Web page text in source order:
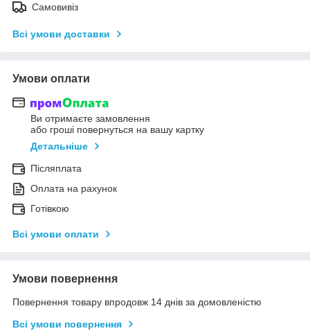
Самовивіз
Всі умови доставки
Умови оплати
Ви отримаєте замовлення
або гроші повернуться на вашу картку
Детальніше
Післяплата
Оплата на рахунок
Готівкою
Всі умови оплати
Умови повернення
Повернення товару впродовж 14 днів за домовленістю
Всі умови повернення